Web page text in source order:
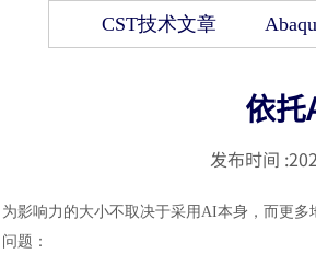
CST技术文章
依
发布时间 :
为影响力的大小不取决于采用AI本身，而更多
问题：